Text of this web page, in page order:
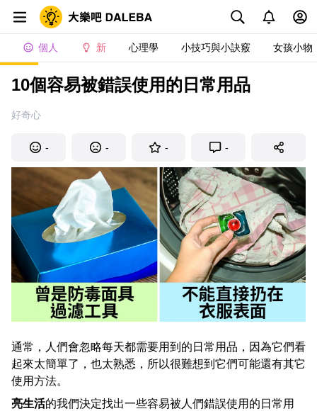
個人 新 心理學 小技巧與小訣竅 女孩小物
10個容易被錯誤使用的日常用品
好奇心
- - - -
通常，人們會忽略每天都需要用到的日常用品，因為它們看
起來太簡單了，也太熟悉，所以很難想到它們可能還有其它
使用方法。
亮生活的我們決定找出一些容易被人們錯誤使用的日常用